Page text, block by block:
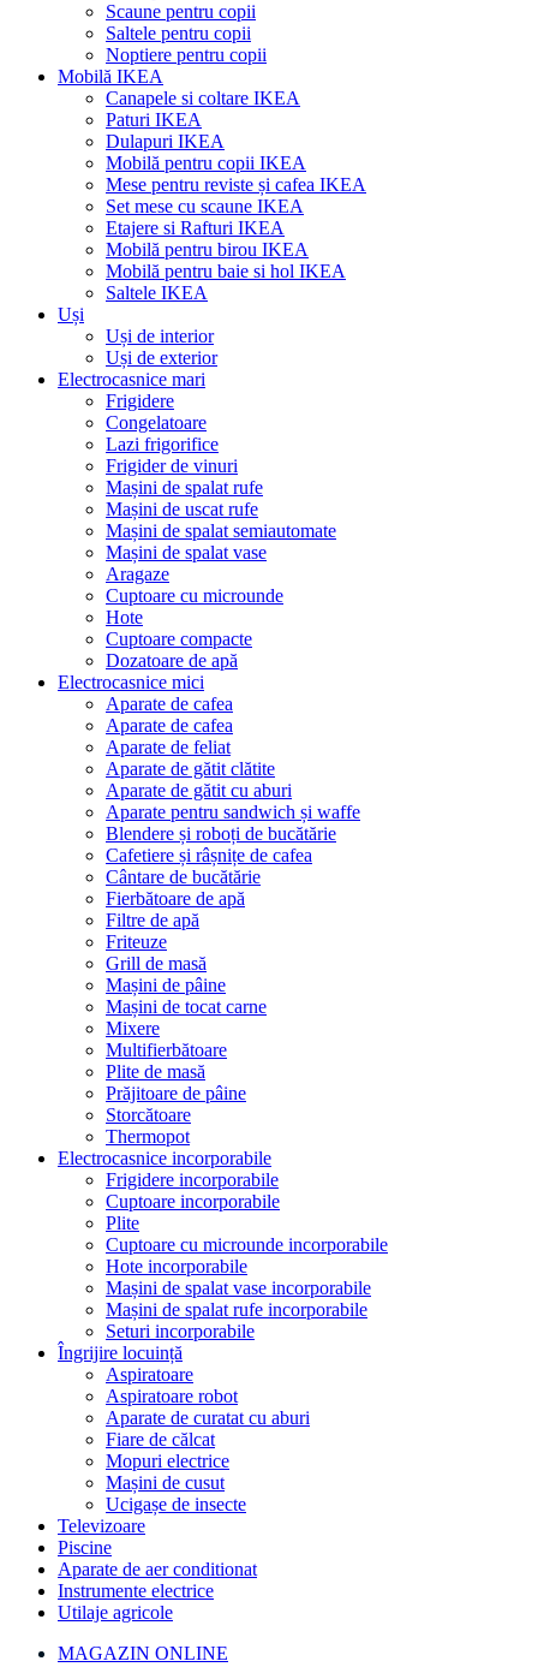
Scaune pentru copii
Saltele pentru copii
Noptiere pentru copii
Mobilă IKEA
Canapele si coltare IKEA
Paturi IKEA
Dulapuri IKEA
Mobilă pentru copii IKEA
Mese pentru reviste și cafea IKEA
Set mese cu scaune IKEA
Etajere si Rafturi IKEA
Mobilă pentru birou IKEA
Mobilă pentru baie si hol IKEA
Saltele IKEA
Uși
Uși de interior
Uși de exterior
Electrocasnice mari
Frigidere
Congelatoare
Lazi frigorifice
Frigider de vinuri
Mașini de spalat rufe
Mașini de uscat rufe
Mașini de spalat semiautomate
Mașini de spalat vase
Aragaze
Cuptoare cu microunde
Hote
Cuptoare compacte
Dozatoare de aрă
Electrocasnice mici
Aparate de cafea
Aparate de cafea
Aparate de feliat
Aparate de gătit clătite
Aparate de gătit cu aburi
Aparate pentru sandwich și waffe
Blendere și roboți de bucătărie
Cafetiere și râșnițe de cafea
Cântare de bucătărie
Fierbătoare de apă
Filtre de apă
Friteuze
Grill de masă
Mașini de pâine
Mașini de tocat carne
Mixere
Multifierbătoare
Plite de masă
Prăjitoare de pâine
Storcătoare
Thermopot
Electrocasnice incorporabile
Frigidere incorporabile
Cuptoare incorporabile
Plite
Cuptoare cu microunde incorporabile
Hote incorporabile
Mașini de spalat vase incorporabile
Mașini de spalat rufe incorporabile
Seturi incorporabile
Îngrijire locuință
Aspiratoare
Aspiratoare robot
Aparate de curatat cu aburi
Fiare de călcat
Mopuri electrice
Mașini de cusut
Ucigașe de insecte
Televizoare
Piscine
Aparate de aer conditionat
Instrumente electrice
Utilaje agricole
MAGAZIN ONLINE